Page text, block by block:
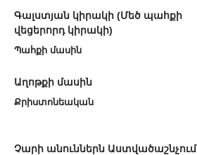
Գալստյան կիրակի (Մեծ պահքի
վեցերորդ կիրակի)
Պահքի մասին
Աղոթքի մասին
Քրիստոնեական
Չարի անուններն Աստվածաշնչում